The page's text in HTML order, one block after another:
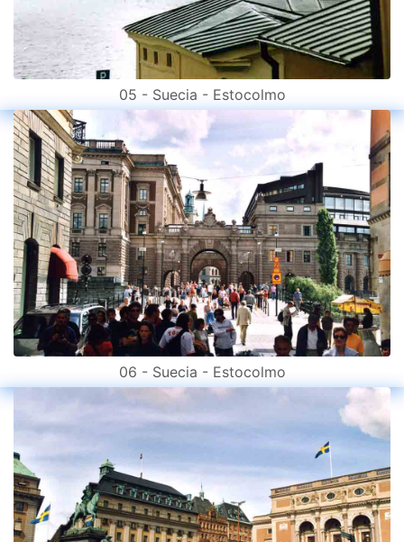
05 - Suecia - Estocolmo
06 - Suecia - Estocolmo